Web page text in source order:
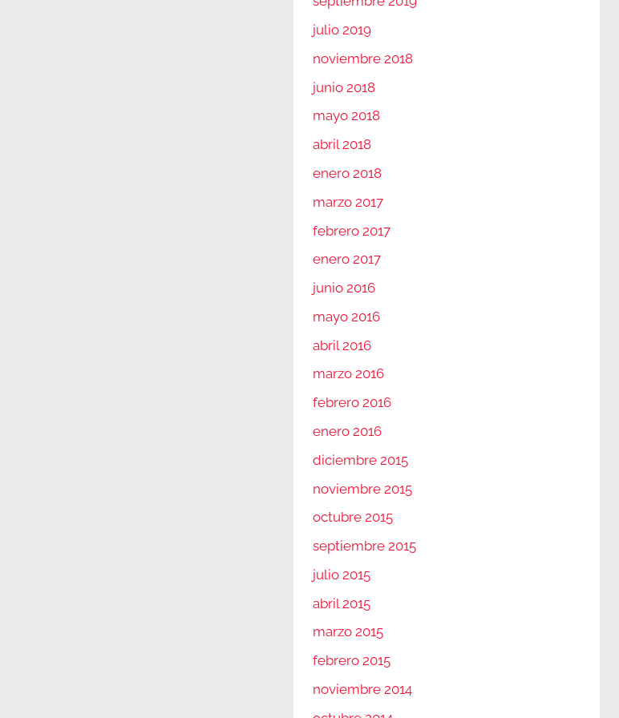
julio 2019
noviembre 2018
junio 2018
mayo 2018
abril 2018
enero 2018
marzo 2017
febrero 2017
enero 2017
junio 2016
mayo 2016
abril 2016
marzo 2016
febrero 2016
enero 2016
diciembre 2015
noviembre 2015
octubre 2015
septiembre 2015
julio 2015
abril 2015
marzo 2015
febrero 2015
noviembre 2014